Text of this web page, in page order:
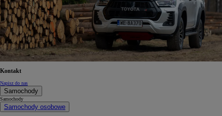
Kontakt
Napisz do nas
Samochody
Samochody
Samochody osobowe